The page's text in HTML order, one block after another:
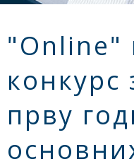
"Online"
конкурс
прву